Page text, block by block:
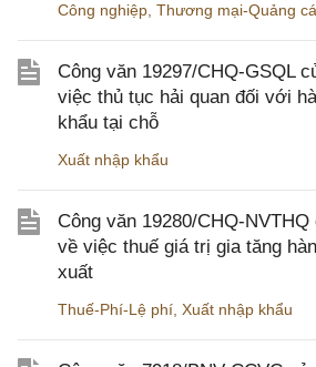
Công nghiệp Thương mại-Quảng
Công văn 19297/CHQ-GSQL
việc thủ tục hải quan đối với
khẩu tại chỗ
Xuất nhập khẩu
Công văn 19280/CHQ-
về việc thuế giá trị gia tăng
xuất
Thuế-Phí-Lệ phí Xuất nhập khẩu